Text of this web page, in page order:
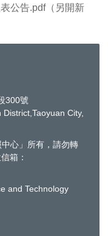
公告.pdf（另開新
300號
City,
心」所有，請勿轉
箱：
and Technology